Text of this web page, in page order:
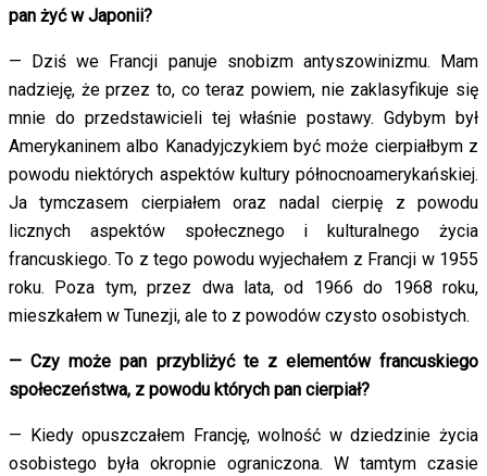
pan żyć w Japonii?
— Dziś we Francji panuje snobizm antyszowinizmu. Mam
nadzieję, że przez to, co teraz powiem, nie zaklasyfikuje się
mnie do przedstawicieli tej właśnie postawy. Gdybym był
Amerykaninem albo Kanadyjczykiem być może cierpiałbym z
powodu niektórych aspektów kultury północnoamerykańskiej.
Ja tymczasem cierpiałem oraz nadal cierpię z powodu
licznych aspektów społecznego i kulturalnego życia
francuskiego. To z tego powodu wyjechałem z Francji w 1955
roku. Poza tym, przez dwa lata, od 1966 do 1968 roku,
mieszkałem w Tunezji, ale to z powodów czysto osobistych.
— Czy może pan przybliżyć te z elementów francuskiego
społeczeństwa, z powodu których pan cierpiał?
— Kiedy opuszczałem Francję, wolność w dziedzinie życia
osobistego była okropnie ograniczona. W tamtym czasie